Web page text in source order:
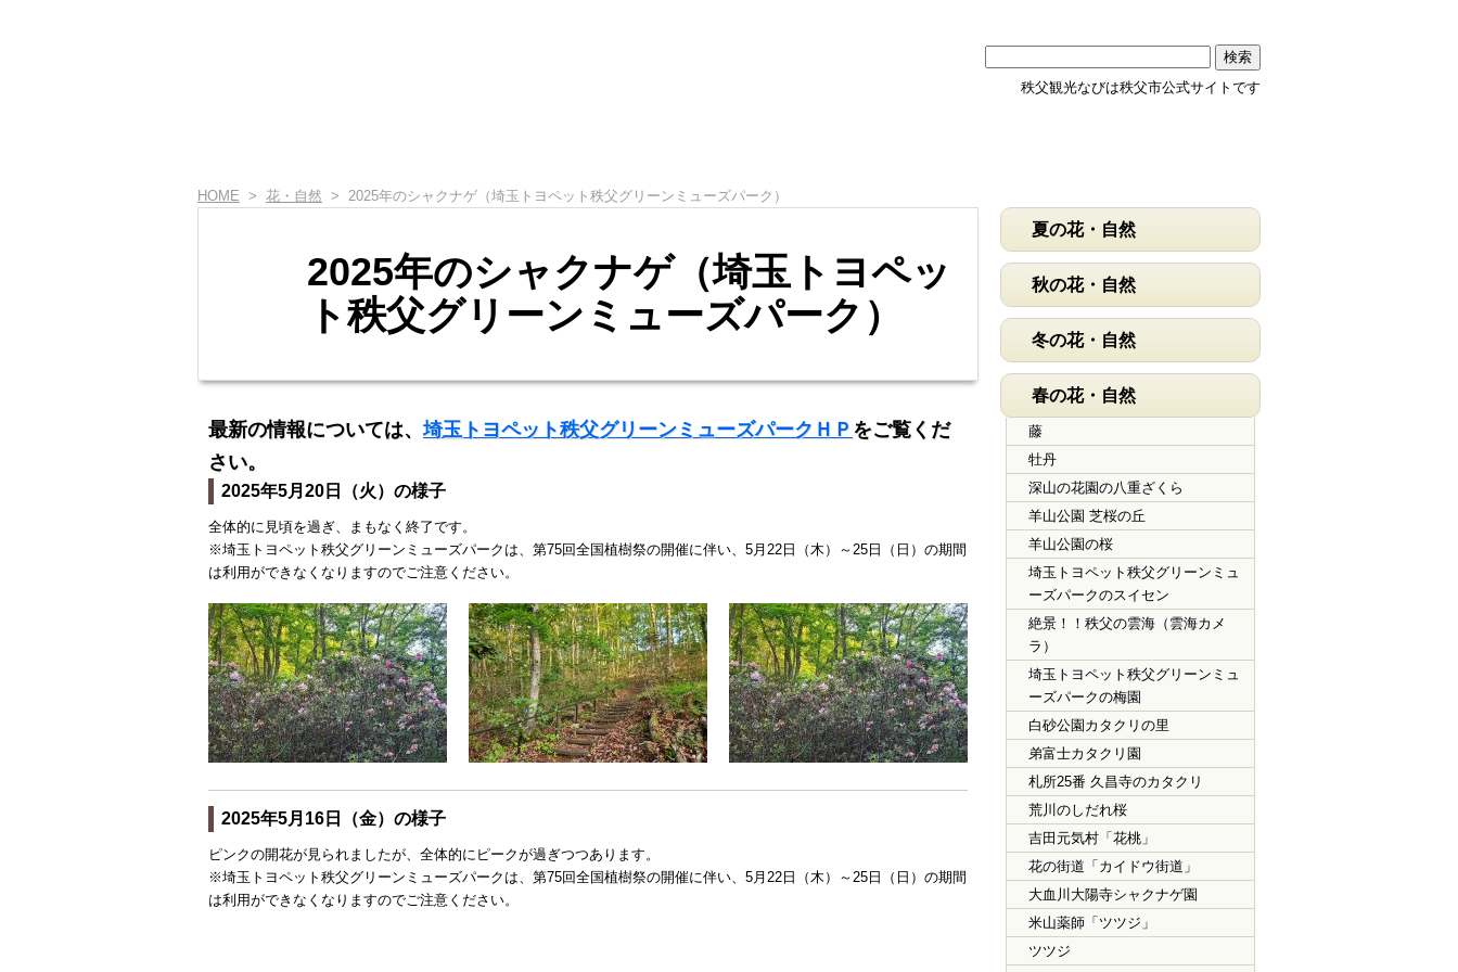
秩父観光なびは秩父市公式サイトです
HOME > 花・自然 > 2025年のシャクナゲ（埼玉トヨペット秩父グリーンミューズパーク）
2025年のシャクナゲ（埼玉トヨペッ
ト秩父グリーンミューズパーク）
最新の情報については、埼玉トヨペット秩父グリーンミューズパークＨＰ をご覧くだ
さい。
2025年5月20日（火）の様子
全体的に見頃を過ぎ、まもなく終了です。
※埼玉トヨペット秩父グリーンミューズパークは、 第75回全国植樹祭の開催に伴い、5月22日（木）～25日（日）の期間
は利用ができなくなりますのでご注意ください。
2025年5月16日（金）の様子
ピンクの開花が見られましたが、全体的にピークが過ぎつつあります。
※埼玉トヨペット秩父グリーンミューズパークは、 第75回全国植樹祭の開催に伴い、5月22日（木）～25日（日）の期間
は利用ができなくなりますのでご注意ください。
夏の花・自然
秋の花・自然
冬の花・自然
春の花・自然
藤
牡丹
深山の花園の八重ざくら
羊山公園 芝桜の丘
羊山公園の桜
埼玉トヨペット秩父グリーンミュ
ーズパークのスイセン
絶景！！秩父の雲海（雲海カメ
ラ）
埼玉トヨペット秩父グリーンミュ
ーズパークの梅園
白砂公園カタクリの里
弟富士カタクリ園
札所25番 久昌寺のカタクリ
荒川のしだれ桜
吉田元気村「花桃」
花の街道「カイドウ街道」
大血川大陽寺シャクナゲ園
米山薬師「ツツジ」
ツツジ